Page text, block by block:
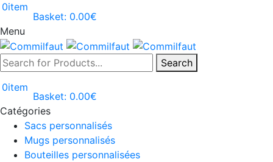
0item
Basket: 0.00€
Menu
Search
0item
Basket: 0.00€
Catégories
Sacs personnalisés
Mugs personnalisés
Bouteilles personnalisées